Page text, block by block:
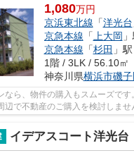
1,080万円
京浜東北線 「洋光台
京急本線 「 上大岡 」
京急本線 「杉田 」
1階 / 3LK / 56.10㎡
神奈川県横浜市磯
なら、物件の購入もスムーズで
辺で不動産のご購入を検討しませ
物件をご紹介します。お気軽に...
イデアスコート洋光